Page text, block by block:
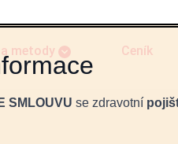
metody Ceník
SMLOUVU se zdravotní